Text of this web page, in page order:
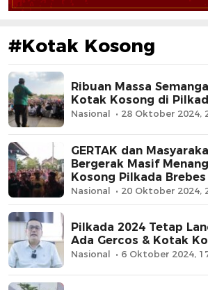
#Kotak Kosong
Ribuan Massa
Kotak Kosong di
Nasional 28 Oktober 2024,
GERTAK dan
Bergerak Masif
Kosong Pilkada Brebes
Nasional 20 Oktober 2024,
Pilkada 2024 Tetap
Ada Gercos & Kotak
Nasional 6 Oktober 2024,